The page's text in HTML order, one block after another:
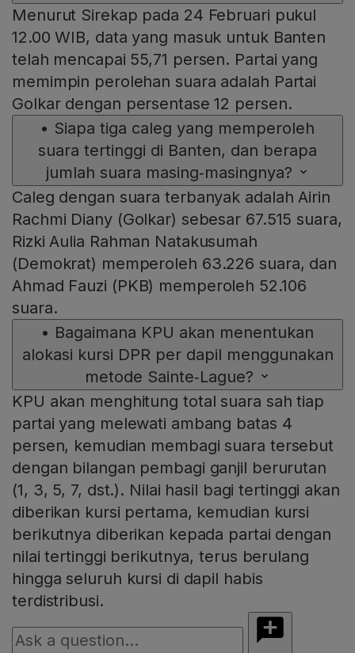
Menurut Sirekap pada 24 Februari pukul
12.00 WIB, data yang masuk untuk Banten
telah mencapai 55,71 persen. Partai yang
memimpin perolehan suara adalah Partai
Golkar dengan persentase 12 persen.
• Siapa tiga caleg yang memperoleh
suara tertinggi di Banten, dan berapa
jumlah suara masing‑masingnya?
Caleg dengan suara terbanyak adalah Airin
Rachmi Diany (Golkar) sebesar 67.515 suara,
Rizki Aulia Rahman Natakusumah
(Demokrat) memperoleh 63.226 suara, dan
Ahmad Fauzi (PKB) memperoleh 52.106
suara.
• Bagaimana KPU akan menentukan
alokasi kursi DPR per dapil menggunakan
metode Sainte‑Lague?
KPU akan menghitung total suara sah tiap
partai yang melewati ambang batas 4
persen, kemudian membagi suara tersebut
dengan bilangan pembagi ganjil berurutan
(1, 3, 5, 7, dst.). Nilai hasil bagi tertinggi akan
diberikan kursi pertama, kemudian kursi
berikutnya diberikan kepada partai dengan
nilai tertinggi berikutnya, terus berulang
hingga seluruh kursi di dapil habis
terdistribusi.